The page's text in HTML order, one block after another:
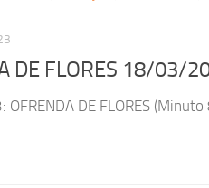
DE FLORES 18/03/
DE FLORES